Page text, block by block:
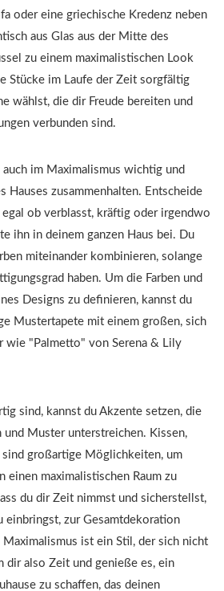
oder eine griechische Kredenz neben
aus Glas aus der Mitte des
zu einem maximalistischen Look
Stücke im Laufe der Zeit sorgfältig
wählst, die dir Freude bereiten und
verbunden sind.
auch im Maximalismus wichtig und
Hauses zusammenhalten. Entscheide
ob verblasst, kräftig oder irgendwo
ihn in deinem ganzen Haus bei. Du
miteinander kombinieren, solange
haben. Um die Farben und
Designs zu definieren, kannst du
Mustertapete mit einem großen, sich
wie "Palmetto" von Serena & Lily
sind, kannst du Akzente setzen, die
und Muster unterstreichen. Kissen,
sind großartige Möglichkeiten, um
einen maximalistischen Raum zu
du dir Zeit nimmst und sicherstellst,
einbringst, zur Gesamtdekoration
ist ein Stil, der sich nicht
dir also Zeit und genieße es, ein
zu schaffen, das deinen